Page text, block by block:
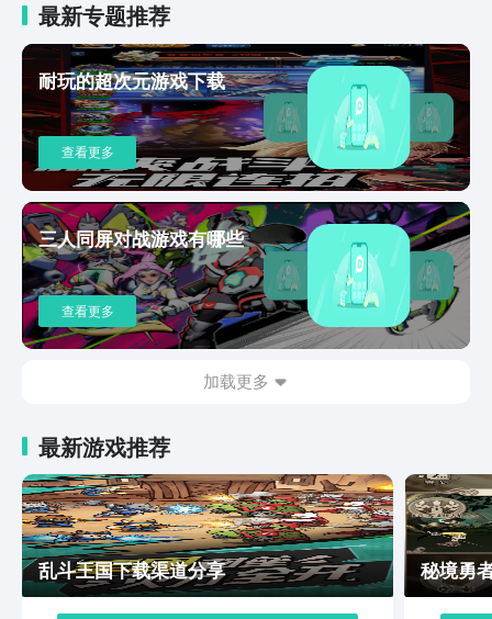
下主流的无脑放置玩法并不相同，游戏会一直坚持老派的
核心体验，玩家的参与感就会贯穿始终，任务还需要自行
提交，路线还需要自主去规划。战斗中马上就可以开启自
动模式，还需要通过手动的方法去调整走位，然后搭配战
术，才能发挥职业的最大优势。大规模即时团战就是游戏
的核心亮点，一开始主要是以跑图探索为主，后期就可以
解锁多元化的玩法。战场环境会实时变化，光影还有地形
都会影响到战斗的走势。让人比较喜欢的，那就是游戏的
公平生态，商城从来都不会售卖装备，所有的材料装备都
需要通过刷怪的方式来获取。30级就可以解锁自由交易系
统，对于散人玩家而言，就可以将多余资源直接挂售。平
民玩家不需要过度的氪金，只凭时间还有操作，就可以和
大佬正面抗衡。付费点主要是集中在外观，还有宠物养成
上，宠物可以通过日常活动去免费获取，进化还会有一个
保底机制，杜绝无限氪金的风险，让不同类型的玩家都能
找到自己的生存空间。领主契约手游预约地址已经分享给
本质乐趣。如果大家已经厌倦挂机玩法，那么不如就在这
里找到专属的战场。
最新专题推荐
耐玩的超次元游戏下载
查看更多
三人同屏对战游戏有哪些
查看更多
加载更多
最新游戏推荐
乱斗王国下载渠道分享 秘境勇